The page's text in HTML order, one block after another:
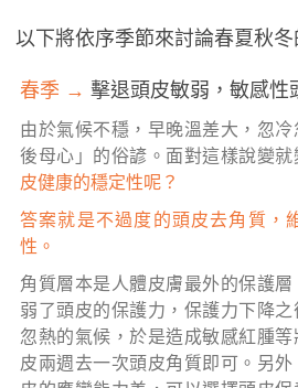
以下將依序季節來討論春夏秋冬
春季 → 擊退頭皮敏弱，敏感性
由於氣候不穩，早晚溫差大，忽
後母心」的俗諺。面對這樣說變就
皮健康的穩定性呢？
答案就是不過度的頭皮去角質，
性。
角質層本是人體皮膚最外的保護
弱了頭皮的保護力，保護力下降
忽熱的氣候，於是造成敏感紅腫
皮兩週去一次頭皮角質即可。另